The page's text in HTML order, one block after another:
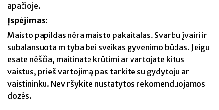
apačioje.
Įspėjimas:
Maisto papildas nėra maisto pakaitalas. Svarbu įvairi ir
subalansuota mityba bei sveikas gyvenimo būdas. Jeigu
esate nėščia, maitinate krūtimi ar vartojate kitus
vaistus, prieš vartojimą pasitarkite su gydytoju ar
vaistininku. Neviršykite nustatytos rekomenduojamos
dozės.